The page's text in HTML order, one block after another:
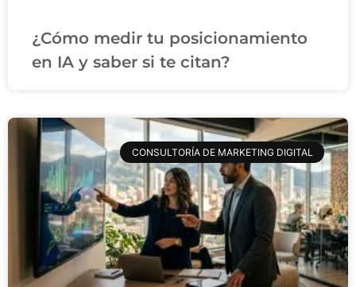
¿Cómo medir tu posicionamiento
en IA y saber si te citan?
CONSULTORÍA DE MARKETING DIGITAL